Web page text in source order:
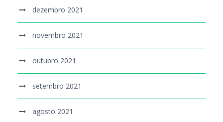
dezembro 2021
novembro 2021
outubro 2021
setembro 2021
agosto 2021